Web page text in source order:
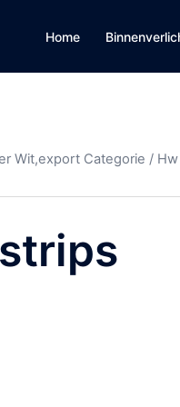
Home
Wit,export Categorie /